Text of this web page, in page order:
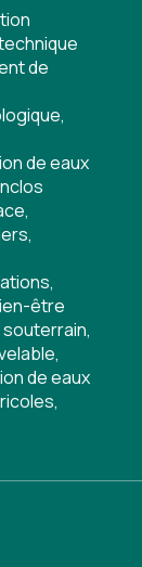
de
,
de eaux
,
,
être
,
,
de eaux
,